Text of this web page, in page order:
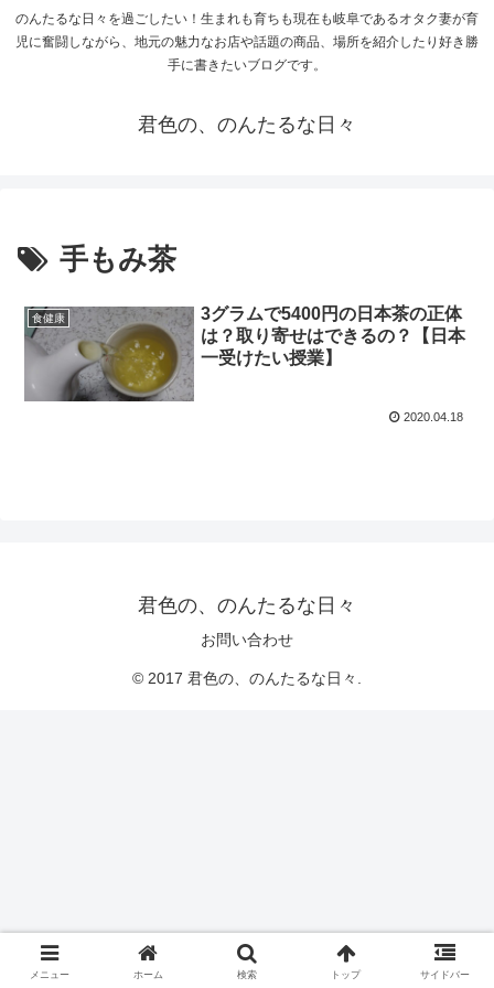
のんたるな日々を過ごしたい！生まれも育ちも現在も岐阜であるオタク妻が育
児に奮闘しながら、地元の魅力なお店や話題の商品、場所を紹介したり好き勝
手に書きたいブログです。
君色の、のんたるな日々
手もみ茶
食健康
3グラムで5400円の日本茶の正体
は？取り寄せはできるの？【日本
一受けたい授業】
2020.04.18
君色の、のんたるな日々
お問い合わせ
© 2017 君色の、のんたるな日々.
メニュー ホーム 検索 トップ サイドバー